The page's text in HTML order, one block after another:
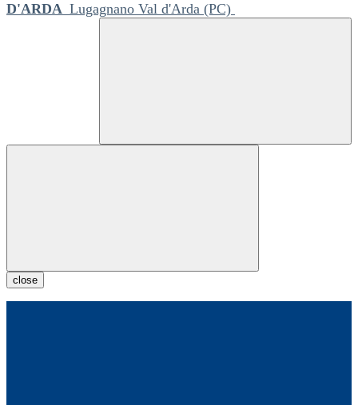
D'ARDA Lugagnano Val d'Arda (PC)
close